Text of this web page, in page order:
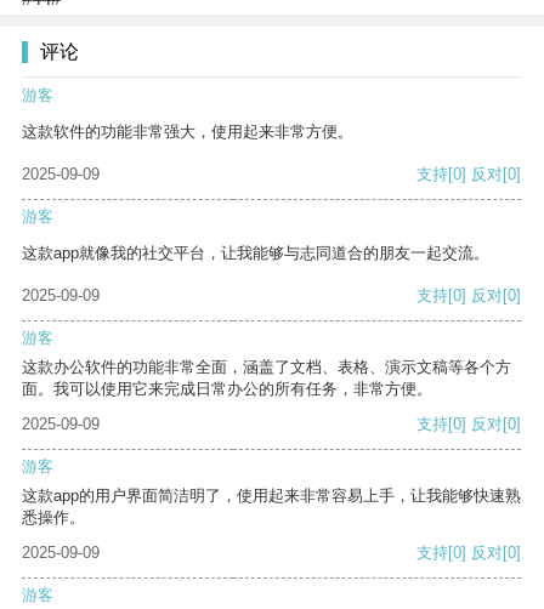
评论
游客
这款软件的功能非常强大，使用起来非常方便。
2025-09-09 支持[0] 反对[0]
游客
这款app就像我的社交平台，让我能够与志同道合的朋友一起交流。
2025-09-09 支持[0] 反对[0]
游客
这款办公软件的功能非常全面，涵盖了文档、表格、演示文稿等各个方
面。我可以使用它来完成日常办公的所有任务，非常方便。
2025-09-09
支持[0] 反对[0]
游客
这款app的用户界面简洁明了，使用起来非常容易上手，让我能够快速熟
悉操作。
2025-09-09
支持[0] 反对[0]
游客